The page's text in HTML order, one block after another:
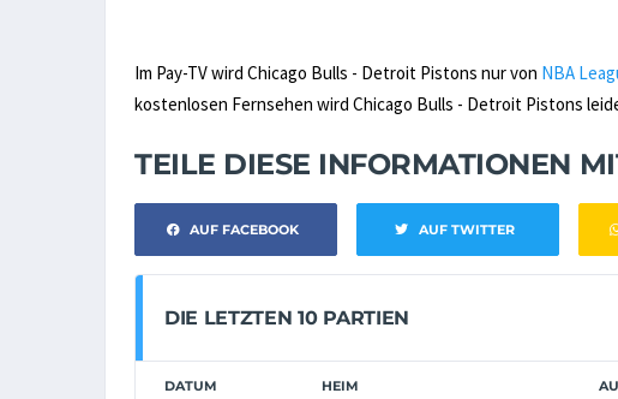
Im Pay-TV wird Chicago Bulls - Detroit Pistons nur von NBA
kostenlosen Fernsehen wird Chicago Bulls - Detroit Pistons
TEILE DIESE INFORMATIONEN
AUF FACEBOOK AUF TWITTER
DIE LETZTEN 10 PARTIEN
DATUM HEIM